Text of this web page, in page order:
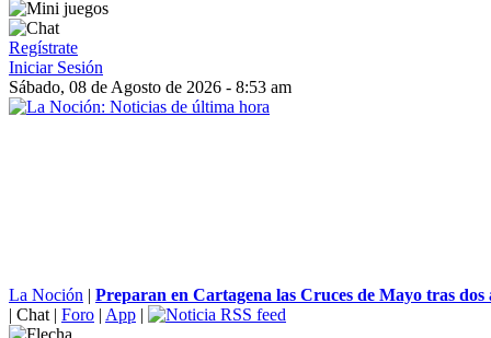
Regístrate
Iniciar Sesión
Sábado, 08 de Agosto de 2026 - 8:53 am
La Noción | Preparan en Cartagena las Cruces de Mayo tras dos
| Chat | Foro | App |